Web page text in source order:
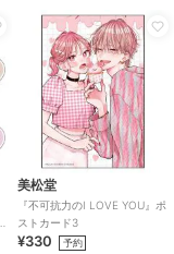
美松堂
『不可抗力のI LOVE YOU』ポ
ストカード3
¥330 予約